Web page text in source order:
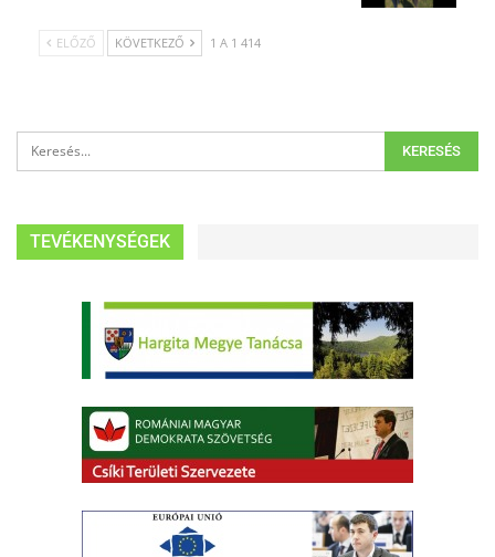
ELŐZŐ KÖVETKEZŐ 1 A 1 414
TEVÉKENYSÉGEK